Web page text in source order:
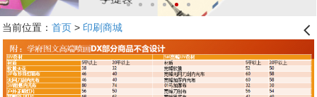
当前位置： 首页> 印刷商城 󰊒